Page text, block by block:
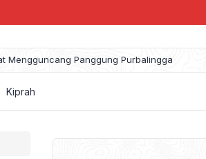
Mengguncang Panggung Purbalingga
Kiprah